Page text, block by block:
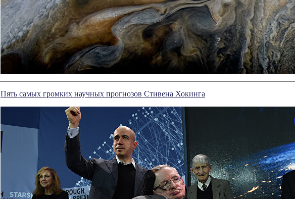
Пять самых громких научных прогнозов Стивена Хокинга